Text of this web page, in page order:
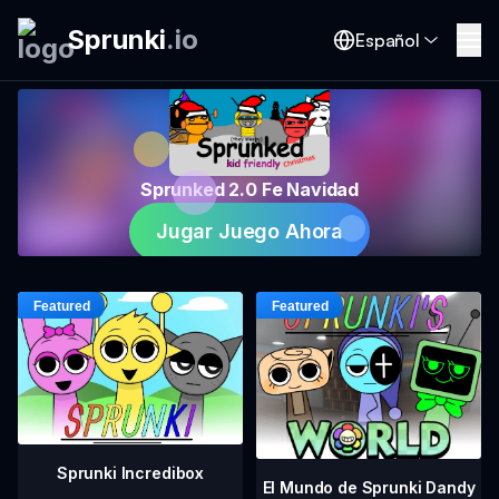
Sprunki.io Español
Sprunked 2.0 Fe Navidad
Jugar Juego Ahora
Sprunki Incredibox
El Mundo de Sprunki Dandy